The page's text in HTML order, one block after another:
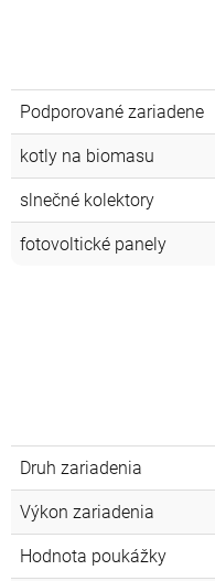
Podporované zariadene
kotly na biomasu
slnečné kolektory
fotovoltické panely
Druh zariadenia
Výkon zariadenia
Hodnota poukážky